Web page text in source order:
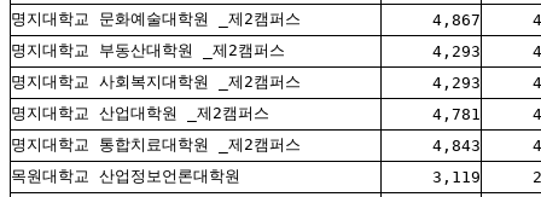
명지대학교 문화예술대학원 _제2캠퍼스
4,867
명지대학교 부동산대학원 _제2캠퍼스
4,293
명지대학교 사회복지대학원 _제2캠퍼스
4,293
명지대학교 산업대학원 _제2캠퍼스
4,781
명지대학교 통합치료대학원 _제2캠퍼스
4,843
목원대학교 산업정보언론대학원
3,119